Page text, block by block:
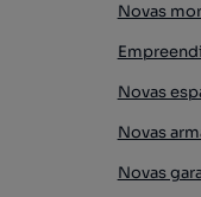
Novas
Novas
Novas
Novas